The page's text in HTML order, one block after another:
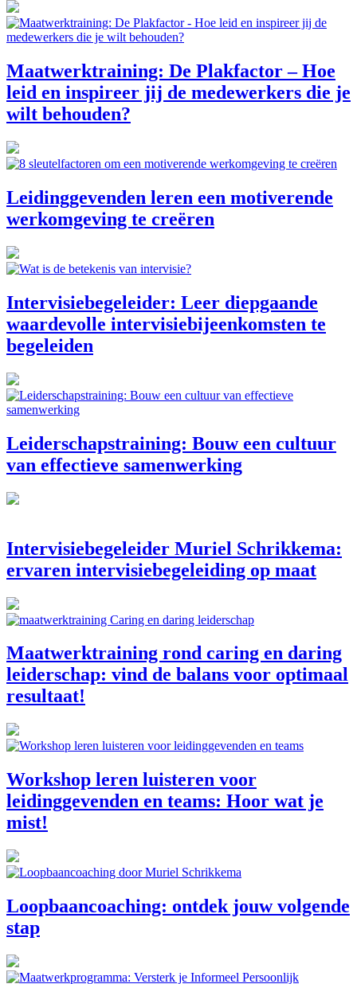
Maatwerktraining: De Plakfactor – Hoe
leid en inspireer jij de medewerkers die je
wilt behouden?
Leidinggevenden leren een motiverende
werkomgeving te creëren
Intervisiebegeleider: Leer diepgaande
waardevolle intervisiebijeenkomsten te
begeleiden
Leiderschapstraining: Bouw een cultuur
van effectieve samenwerking
Intervisiebegeleider Muriel Schrikkema:
ervaren intervisiebegeleiding op maat
Maatwerktraining rond caring en daring
leiderschap: vind de balans voor optimaal
resultaat!
Workshop leren luisteren voor
leidinggevenden en teams: Hoor wat je
mist!
Loopbaancoaching: ontdek jouw volgende
stap